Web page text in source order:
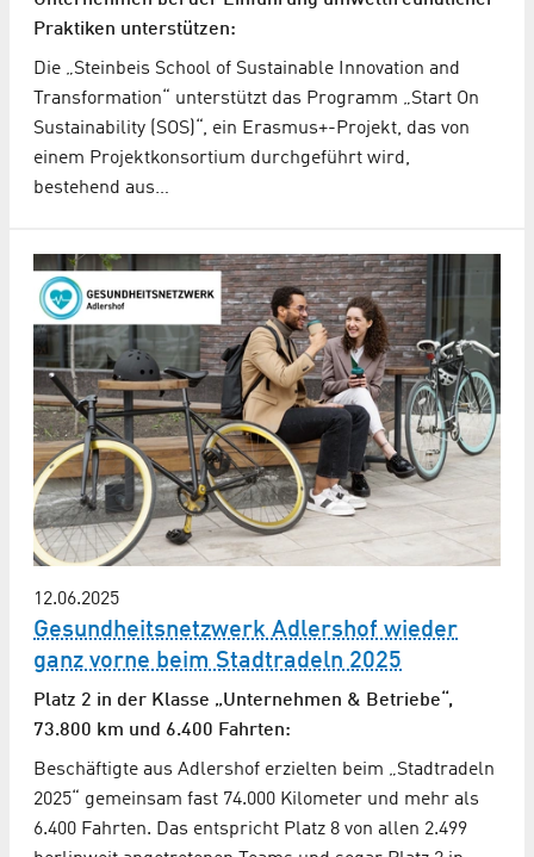
Praktiken unterstützen:
Die „Steinbeis School of Sustainable Innovation and
Transformation“ unterstützt das Programm „Start On
Sustainability (SOS)“, ein Erasmus+-Projekt, das von
einem Projektkonsortium durchgeführt wird,
bestehend aus…
12.06.2025
Gesundheitsnetzwerk Adlershof wieder
ganz vorne beim Stadtradeln 2025
Platz 2 in der Klasse „Unternehmen & Betriebe“,
73.800 km und 6.400 Fahrten:
Beschäftigte aus Adlershof erzielten beim „Stadtradeln
2025“ gemeinsam fast 74.000 Kilometer und mehr als
6.400 Fahrten. Das entspricht Platz 8 von allen 2.499